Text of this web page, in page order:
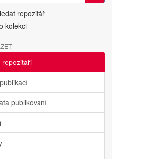
repozitář
kolekci
repozitáři
publikování